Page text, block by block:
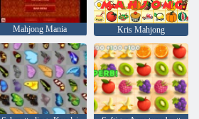
Mahjong Mania Kris Mahjong